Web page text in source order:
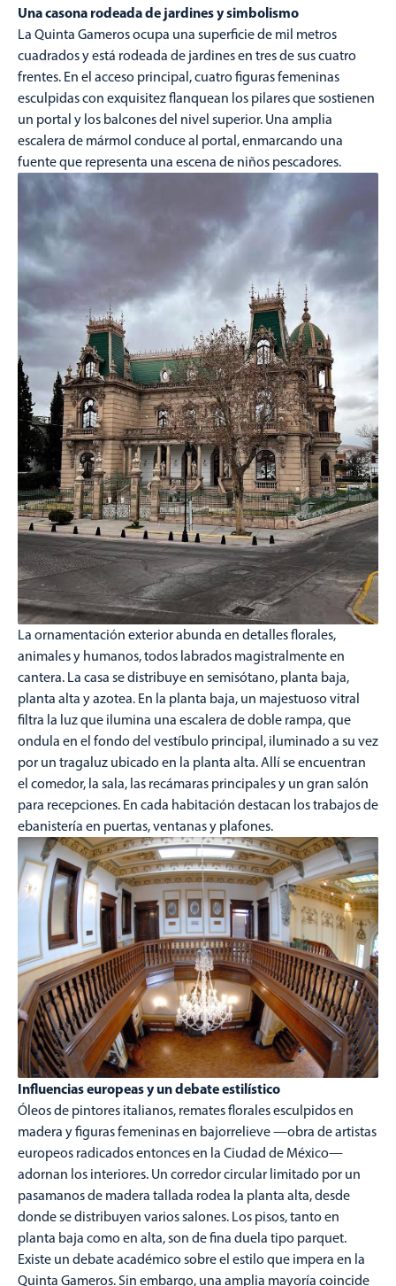
Una casona rodeada de jardines y simbolismo
La Quinta Gameros ocupa una superficie de mil metros
cuadrados y está rodeada de jardines en tres de sus cuatro
frentes. En el acceso principal, cuatro figuras femeninas
esculpidas con exquisitez flanquean los pilares que sostienen
un portal y los balcones del nivel superior. Una amplia
escalera de mármol conduce al portal, enmarcando una
fuente que representa una escena de niños pescadores.
La ornamentación exterior abunda en detalles florales,
animales y humanos, todos labrados magistralmente en
cantera. La casa se distribuye en semisótano, planta baja,
planta alta y azotea. En la planta baja, un majestuoso vitral
filtra la luz que ilumina una escalera de doble rampa, que
ondula en el fondo del vestíbulo principal, iluminado a su vez
por un tragaluz ubicado en la planta alta. Allí se encuentran
el comedor, la sala, las recámaras principales y un gran salón
para recepciones. En cada habitación destacan los trabajos de
ebanistería en puertas, ventanas y plafones.
Influencias europeas y un debate estilístico
Óleos de pintores italianos, remates florales esculpidos en
madera y figuras femeninas en bajorrelieve —obra de artistas
europeos radicados entonces en la Ciudad de México—
adornan los interiores. Un corredor circular limitado por un
pasamanos de madera tallada rodea la planta alta, desde
donde se distribuyen varios salones. Los pisos, tanto en
planta baja como en alta, son de fina duela tipo parquet.
Existe un debate académico sobre el estilo que impera en la
Quinta Gameros. Sin embargo, una amplia mayoría coincide